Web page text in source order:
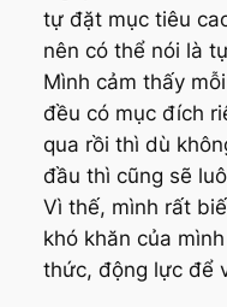
tự đặt mục tiêu
nên có thể nói là
Mình cảm thấy
đều có mục đích
qua rồi thì dù
đầu thì cũng sẽ
Vì thế, mình rất
khó khăn của
thức, động lực để